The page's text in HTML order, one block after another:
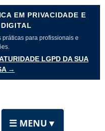
EM PRIVACIDADE E
práticas para profissionais e
LGPD DA SUA
→
☰ MENU ▼